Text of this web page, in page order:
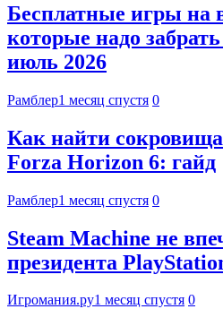
Бесплатные игры на
которые надо
июль 2026
Рамблер1 месяц спустя 0
Как найти
Forza Horizon 6: гайд
Рамблер1 месяц спустя 0
Steam Machine не
президента
Игромания.ру1 месяц спустя 0